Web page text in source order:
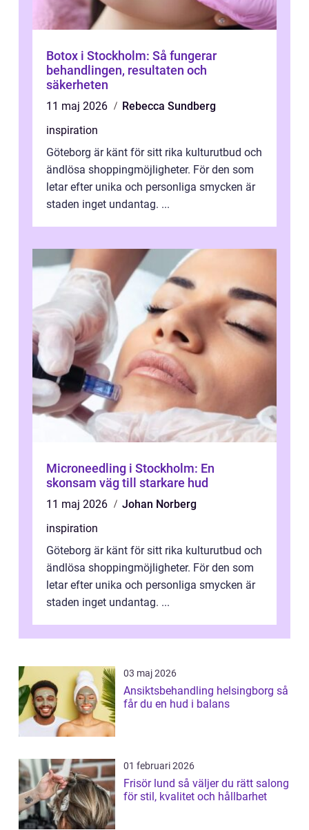
Botox i Stockholm: Så fungerar
behandlingen, resultaten och
säkerheten
11 maj 2026
Rebecca Sundberg
inspiration
Göteborg är känt för sitt rika kulturutbud och
ändlösa shoppingmöjligheter. För den som
letar efter unika och personliga smycken är
staden inget undantag. ...
Microneedling i Stockholm: En
skonsam väg till starkare hud
11 maj 2026
Johan Norberg
inspiration
Göteborg är känt för sitt rika kulturutbud och
ändlösa shoppingmöjligheter. För den som
letar efter unika och personliga smycken är
staden inget undantag. ...
03 maj 2026
Ansiktsbehandling helsingborg så
får du en hud i balans
01 februari 2026
Frisör lund så väljer du rätt salong
för stil, kvalitet och hållbarhet